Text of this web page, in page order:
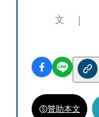
文
贊助本文